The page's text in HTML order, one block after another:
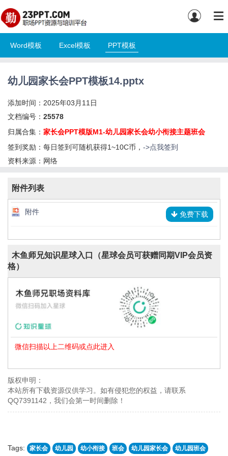
Word模板 Excel模板 PPT模板
幼儿园家长会PPT模板14.pptx
添加时间：2025年03月11日
文档编号： 25578
归属合集： 家长会PPT模版M1-幼儿园家长会幼小衔接主题班会
签到奖励：每日签到可随机获得1~10C币， ->点我签到
资料来源：网络
附件列表
附件 免费下载
木鱼师兄知识星球入口（星球会员可获赠同期VIP会员资
格）
微信扫描以上二维码或点此进入
版权申明：
本站所有下载资源仅供学习。如有侵犯您的权益，请联系
QQ7391142，我们会第一时间删除！
Tags: 家长会 幼儿园 幼小衔接 班会 幼儿园家长会 幼儿园班会